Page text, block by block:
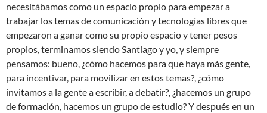
necesitábamos como un espacio propio para empezar a
trabajar los temas de comunicación y tecnologías libres que
empezaron a ganar como su propio espacio y tener pesos
propios, terminamos siendo Santiago y yo, y siempre
pensamos: bueno, ¿cómo hacemos para que haya más gente,
para incentivar, para movilizar en estos temas?, ¿cómo
invitamos a la gente a escribir, a debatir?, ¿hacemos un grupo
de formación, hacemos un grupo de estudio? Y después en un